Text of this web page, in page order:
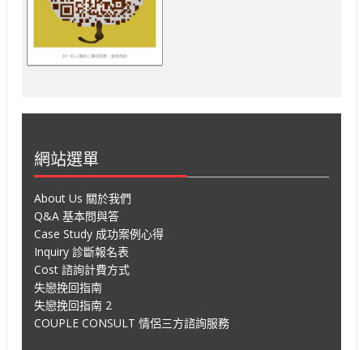
網站選單
About Us 關於我們
Q&A 基本問與答
Case Study 成功案例心得
Inquiry 診斷報名表
Cost 諮詢計費方式
失戀挽回指南
失戀挽回指南 2
COUPLE CONSULT 情侶三方諮詢服務